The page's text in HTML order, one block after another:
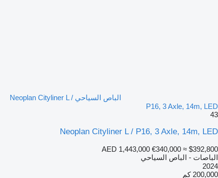
الباص السياحي Neoplan Cityliner L /
P16, 3 Axle, 14m, LED
43
Neoplan Cityliner L / P16, 3 Axle, 14m, LED
AED 1,443,000 €340,000 ≈ $392,800
الباصات - الباص السياحي
2024
200,000 كم